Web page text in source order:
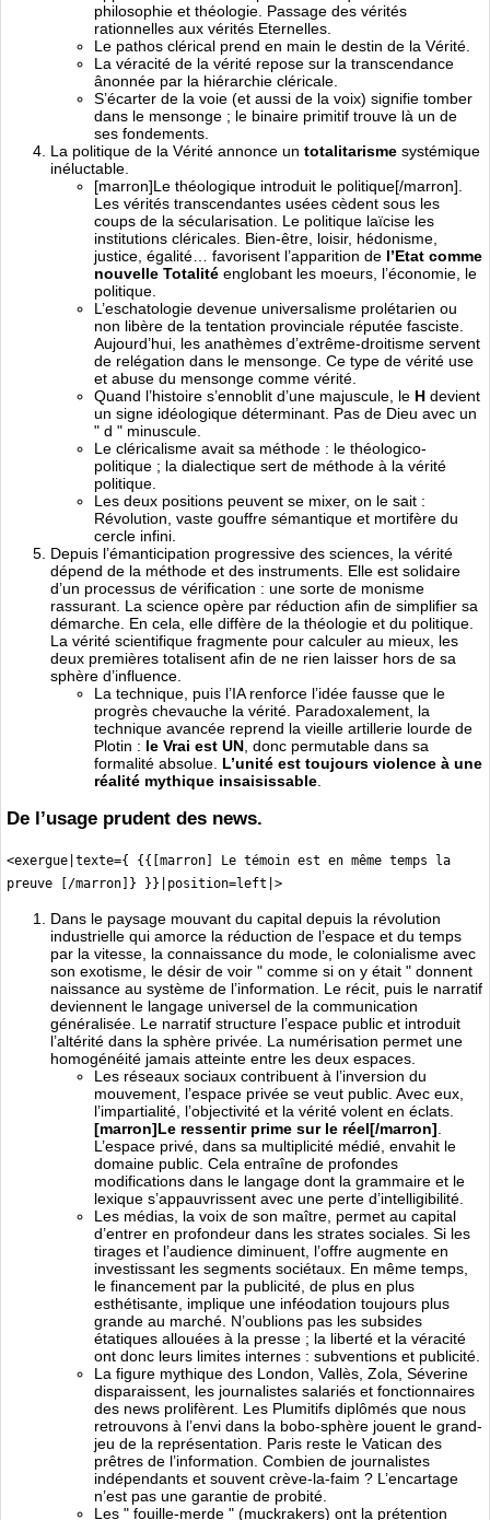
philosophie et théologie. Passage des vérités
rationnelles aux vérités Eternelles.
Le pathos clérical prend en main le destin de la Vérité.
La véracité de la vérité repose sur la transcendance
ânonnée par la hiérarchie cléricale.
S’écarter de la voie (et aussi de la voix) signifie tomber
dans le mensonge ; le binaire primitif trouve là un de
ses fondements.
La politique de la Vérité annonce un totalitarisme systémique
inéluctable.
[marron]Le théologique introduit le politique[/marron].
Les vérités transcendantes usées cèdent sous les
coups de la sécularisation. Le politique laïcise les
institutions cléricales. Bien-être, loisir, hédonisme,
justice, égalité… favorisent l’apparition de l’Etat comme
nouvelle Totalité englobant les moeurs, l’économie, le
politique.
L’eschatologie devenue universalisme prolétarien ou
non libère de la tentation provinciale réputée fasciste.
Aujourd’hui, les anathèmes d’extrême-droitisme servent
de relégation dans le mensonge. Ce type de vérité use
et abuse du mensonge comme vérité.
Quand l’histoire s’ennoblit d’une majuscule, le H devient
un signe idéologique déterminant. Pas de Dieu avec un
" d " minuscule.
Le cléricalisme avait sa méthode : le théologico-
politique ; la dialectique sert de méthode à la vérité
politique.
Les deux positions peuvent se mixer, on le sait :
Révolution, vaste gouffre sémantique et mortifère du
cercle infini.
Depuis l’émanticipation progressive des sciences, la vérité
dépend de la méthode et des instruments. Elle est solidaire
d’un processus de vérification : une sorte de monisme
rassurant. La science opère par réduction afin de simplifier sa
démarche. En cela, elle diffère de la théologie et du politique.
La vérité scientifique fragmente pour calculer au mieux, les
deux premières totalisent afin de ne rien laisser hors de sa
sphère d’influence.
La technique, puis l’IA renforce l’idée fausse que le
progrès chevauche la vérité. Paradoxalement, la
technique avancée reprend la vieille artillerie lourde de
Plotin : le Vrai est UN , donc permutable dans sa
formalité absolue. L’unité est toujours violence à une
réalité mythique insaisissable
De l’usage prudent des news.
<exergue|texte={ {{[marron] Le témoin est en même temps la
preuve [/marron]} }}|position=left|>
Dans le paysage mouvant du capital depuis la révolution
industrielle qui amorce la réduction de l’espace et du temps
par la vitesse, la connaissance du mode, le colonialisme avec
son exotisme, le désir de voir " comme si on y était " donnent
naissance au système de l’information. Le récit, puis le narratif
deviennent le langage universel de la communication
généralisée. Le narratif structure l’espace public et introduit
l’altérité dans la sphère privée. La numérisation permet une
homogénéité jamais atteinte entre les deux espaces.
Les réseaux sociaux contribuent à l’inversion du
mouvement, l’espace privée se veut public. Avec eux,
l’impartialité, l’objectivité et la vérité volent en éclats.
[marron]Le ressentir prime sur le réel[/marron].
L’espace privé, dans sa multiplicité médié, envahit le
domaine public. Cela entraîne de profondes
modifications dans le langage dont la grammaire et le
lexique s’appauvrissent avec une perte d’intelligibilité.
Les médias, la voix de son maître, permet au capital
d’entrer en profondeur dans les strates sociales. Si les
tirages et l’audience diminuent, l’offre augmente en
investissant les segments sociétaux. En même temps,
le financement par la publicité, de plus en plus
esthétisante, implique une inféodation toujours plus
grande au marché. N’oublions pas les subsides
étatiques allouées à la presse ; la liberté et la véracité
ont donc leurs limites internes : subventions et publicité.
La figure mythique des London, Vallès, Zola, Séverine
disparaissent, les journalistes salariés et fonctionnaires
des news prolifèrent. Les Plumitifs diplômés que nous
retrouvons à l’envi dans la bobo-sphère jouent le grand-
jeu de la représentation. Paris reste le Vatican des
prêtres de l’information. Combien de journalistes
indépendants et souvent crève-la-faim ? L’encartage
n’est pas une garantie de probité.
Les " fouille-merde " (muckrakers) ont la prétention